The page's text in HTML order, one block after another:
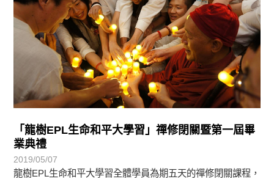
「龍樹EPL生命和平大學習」禪修閉關暨第一屆畢
業典禮
2019/05/07
龍樹EPL生命和平大學習全體學員為期五天的禪修閉關課程，